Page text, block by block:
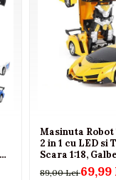
Masinuta
2 in 1 cu LED si
Scara 1:18,
89,00 Lei69,99